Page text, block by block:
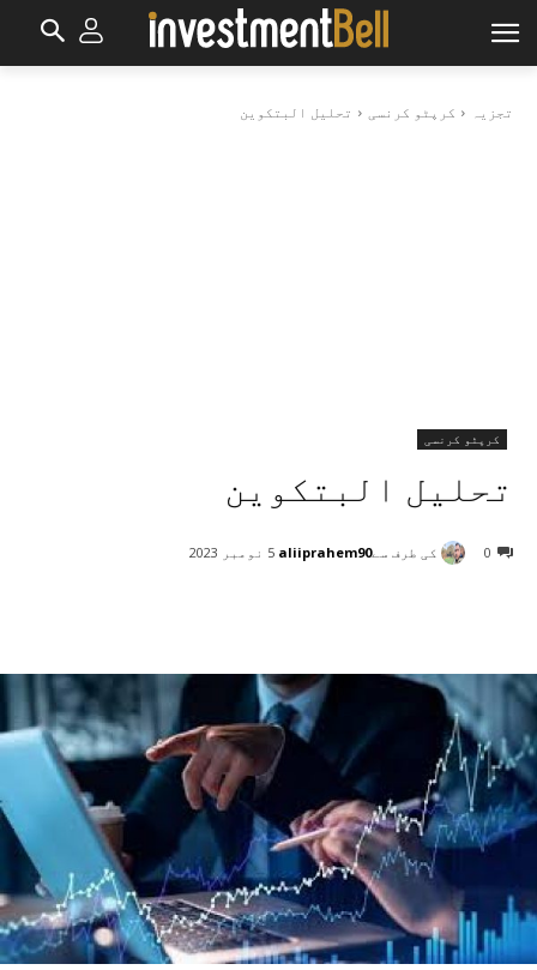
تجزیہ کرپٹو کرنسی تحليل البتكوين
کرپٹو کرنسی
تحليل البتكوين
کی طرف سےaliiprahem90 5 نومبر 2023 0